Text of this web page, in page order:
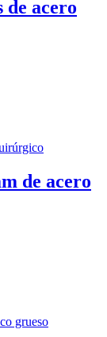
acero
de acero